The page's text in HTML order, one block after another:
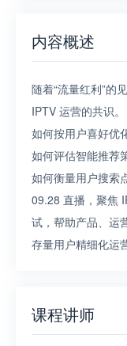
内容概述
随着“流量红利”的
IPTV 运营的共识。
如何按用户喜好优
如何评估智能推荐
如何衡量用户搜索
09.28 直播，聚焦
试，帮助产品、运
存量用户精细化运
课程讲师